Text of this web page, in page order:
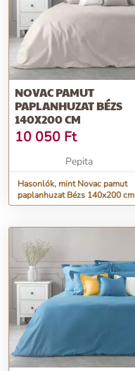
NOVAC PAMUT
PAPLANHUZAT BÉZS
140X200 CM
10 050 Ft
Pepita
Hasonlók, mint Novac pamut
paplanhuzat Bézs 140x200 cm